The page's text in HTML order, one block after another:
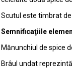
Scutul este timbrat
Semnificaţiile
Mănunchiul de spice
Brâul undat